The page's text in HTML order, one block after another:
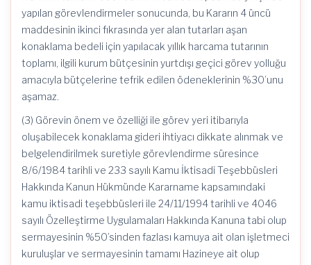
yapılan görevlendirmeler sonucunda, bu Kararın 4 üncü
maddesinin ikinci fıkrasında yer alan tutarları aşan
konaklama bedeli için yapılacak yıllık harcama tutarının
toplamı, ilgili kurum bütçesinin yurtdışı geçici görev yolluğu
amacıyla bütçelerine tefrik edilen ödeneklerinin %30’unu
aşamaz.
(3) Görevin önem ve özelliği ile görev yeri itibarıyla
oluşabilecek konaklama gideri ihtiyacı dikkate alınmak ve
belgelendirilmek suretiyle görevlendirme süresince
8/6/1984 tarihli ve 233 sayılı Kamu İktisadi Teşebbüsleri
Hakkında Kanun Hükmünde Kararname kapsamındaki
kamu iktisadi teşebbüsleri ile 24/11/1994 tarihli ve 4046
sayılı Özelleştirme Uygulamaları Hakkında Kanuna tabi olup
sermayesinin %50’sinden fazlası kamuya ait olan işletmeci
kuruluşlar ve sermayesinin tamamı Hazineye ait olup